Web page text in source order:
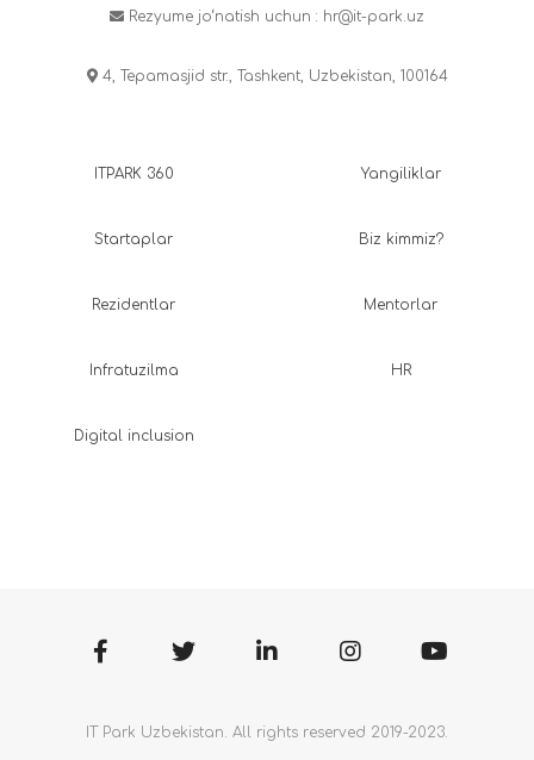
Rezyume jo‘natish uchun : hr@it-park.uz
4, Tepamasjid str., Tashkent, Uzbekistan, 100164
ITPARK 360
Startaplar
Rezidentlar
Infratuzilma
Digital inclusion
Yangiliklar
Biz kimmiz?
Mentorlar
HR
IT Park Uzbekistan. All rights reserved 2019-2023.